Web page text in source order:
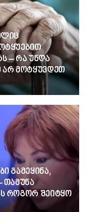
– რა უნდა
არ მოტყუვდეთ
გამეყინა,
თამუნა
როგორ შეიტყო